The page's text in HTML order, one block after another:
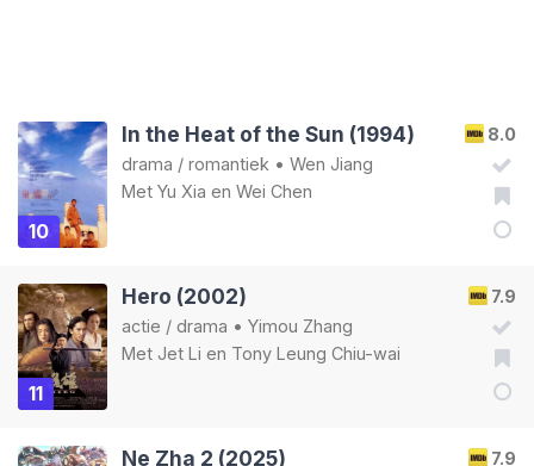
10
8.0
In the Heat of the Sun (1994)
drama / romantiek • Wen Jiang
Met Yu Xia en Wei Chen
11
7.9
Hero (2002)
actie / drama • Yimou Zhang
Met Jet Li en Tony Leung Chiu-wai
7.9
Ne Zha 2 (2025)